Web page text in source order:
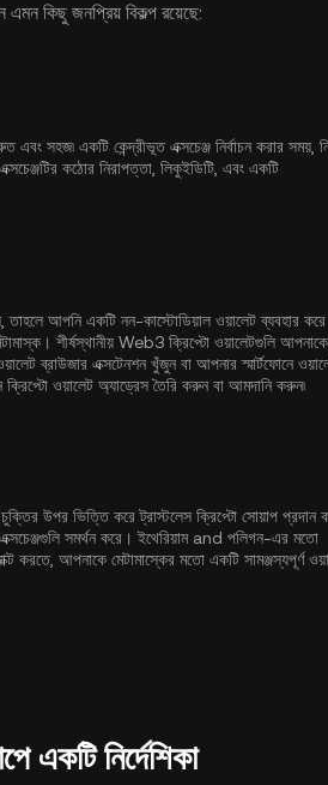
কিছু জনপ্রিয় বিকল্প রয়েছে:
সহজ৷ একটি কেন্দ্রীভূত এক্সচেঞ্জ নির্বাচন করার সময়,
কঠোর নিরাপত্তা, লিকুইডিটি, এবং একটি
তাহলে আপনি একটি নন-কাস্টোডিয়াল ওয়ালেট ব্যবহার করে
শীর্ষস্থানীয় Web3 ক্রিপ্টো ওয়ালেটগুলি আপনাকে
ব্রাউজার এক্সটেনশন খুঁজুন বা আপনার স্মার্টফোনে
ওয়ালেট অ্যাড্রেস তৈরি করুন বা আমদানি করুন৷
চুক্তির উপর ভিত্তি করে ট্রাস্টলেস ক্রিপ্টো সোয়াপ প্রদান
সমর্থন করে। ইথেরিয়ামand পলিগন-এর মতো
করতে, আপনাকে মেটামাস্কের মতো একটি সামঞ্জস্যপূর্ণ
নির্দেশিকা